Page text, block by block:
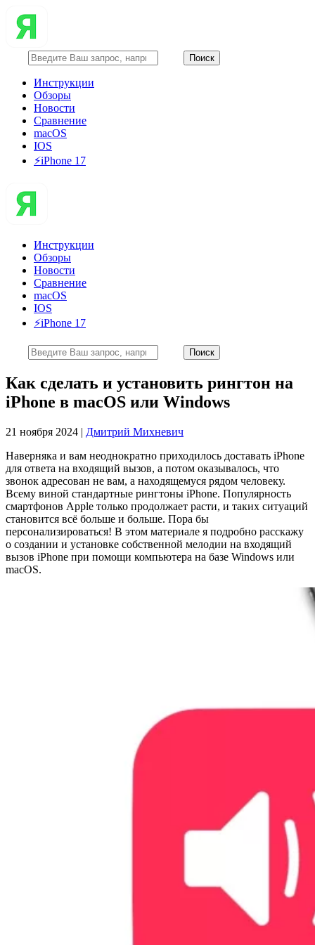
Инструкции
Обзоры
Новости
Сравнение
macOS
IOS
⚡️iPhone 17
Инструкции
Обзоры
Новости
Сравнение
macOS
IOS
⚡️iPhone 17
Как сделать и установить рингтон на
iPhone в macOS или Windows
21 ноября 2024 | Дмитрий Михневич
Наверняка и вам неоднократно приходилось доставать iPhone
для ответа на входящий вызов, а потом оказывалось, что
звонок адресован не вам, а находящемуся рядом человеку.
Всему виной стандартные рингтоны iPhone. Популярность
смартфонов Apple только продолжает расти, и таких ситуаций
становится всё больше и больше. Пора бы
персонализироваться! В этом материале я подробно расскажу
о создании и установке собственной мелодии на входящий
вызов iPhone при помощи компьютера на базе Windows или
macOS.